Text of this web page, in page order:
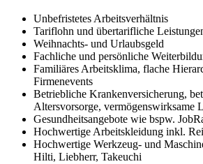
Unbefristetes Arbeitsverhältnis
Tariflohn und übertarifliche
Weihnachts- und Urlaubsgeld
Fachliche und persönliche
Familiäres Arbeitsklima, flache
Firmenevents
Betriebliche Krankenversicherung,
Altersvorsorge, vermögenswirksame
Gesundheitsangebote wie bspw.
Hochwertige Arbeitskleidung inkl.
Hochwertige Werkzeug- und
Hilti, Liebherr, Takeuchi